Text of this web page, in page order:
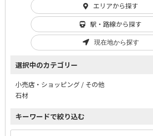
エリアから探す
駅・路線から探す
現在地から探す
選択中のカテゴリー
小売店・ショッピング / その他
石材
キーワードで絞り込む